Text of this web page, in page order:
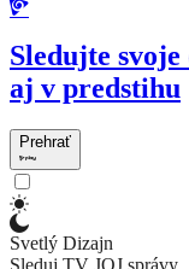
Sledujte
aj v predstihu
Prehrať
Svetlý Dizajn
Sleduj TV JOJ správy